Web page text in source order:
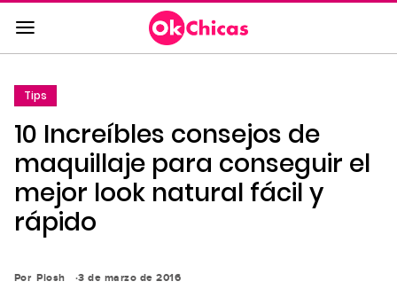
Saltar
al
contenido
la
navegación
principal
Tips
10 Increíbles consejos de
maquillaje para conseguir el
mejor look natural fácil y
rápido
Por Piosh 3 de marzo de 2016